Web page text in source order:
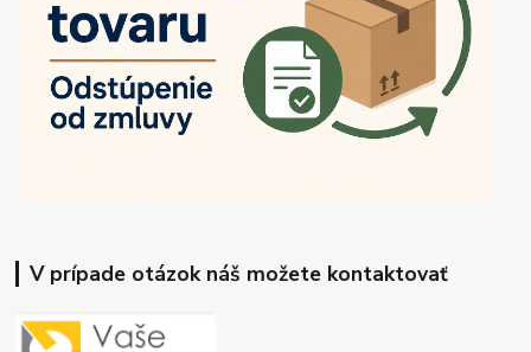
V prípade otázok náš možete kontaktovať